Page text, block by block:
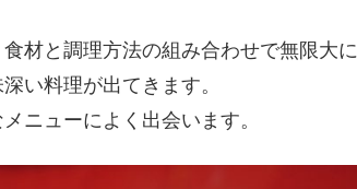
材と調理方法の組み合わせで無限大に
い料理が出てきます。
ニューによく出会います。